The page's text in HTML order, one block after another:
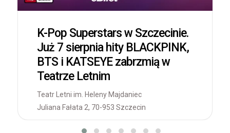
K-Pop Superstars w Szczecinie.
Już 7 sierpnia hity BLACKPINK,
BTS i KATSEYE zabrzmią w
Teatrze Letnim
Teatr Letni im. Heleny Majdaniec
Juliana Fałata 2, 70-953 Szczecin